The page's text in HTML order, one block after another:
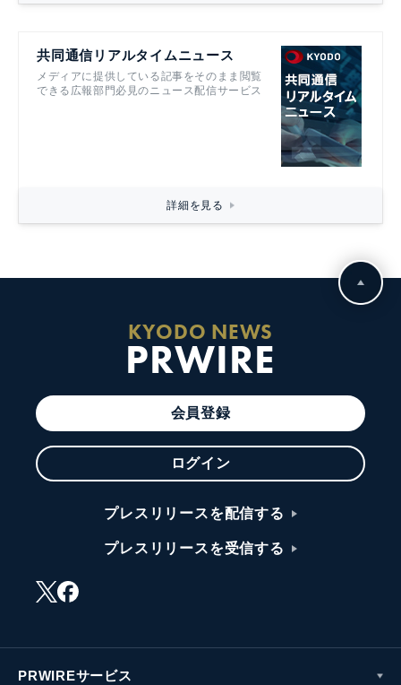
共同通信リアルタイムニュース
メディアに提供している記事をそのまま閲覧
できる広報部門必見のニュース配信サービス
詳細を見る
KYODO NEWS
PRWIRE
会員登録
ログイン
プレスリリースを配信する
プレスリリースを受信する
PRWIREサービス